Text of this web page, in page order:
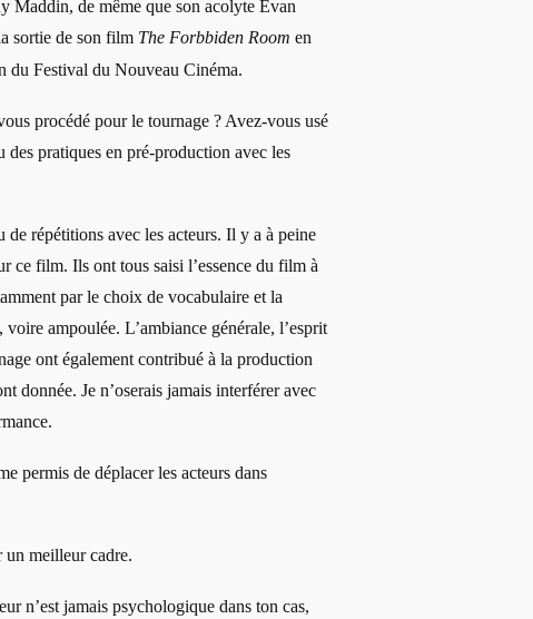
Maddin, de même que son acolyte Evan
sortie de son film The Forbbiden Room en
du Festival du Nouveau Cinéma.
procédé pour le tournage ? Avez-vous usé
des pratiques en pré-production avec les
de répétitions avec les acteurs. Il y a à peine
ce film. Ils ont tous saisi l’essence du film à
par le choix de vocabulaire et la
ampoulée. L’ambiance générale, l’esprit
ont également contribué à la production
donnée. Je n’oserais jamais interférer avec
permis de déplacer les acteurs dans
un meilleur cadre.
n’est jamais psychologique dans ton cas,